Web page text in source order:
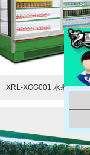
XRL-XGG001 水果保鲜柜